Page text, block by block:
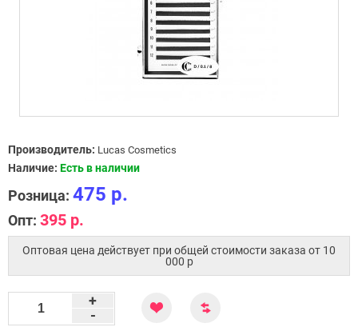
Производитель: Lucas Cosmetics
Наличие: Есть в наличии
Розница: 475 р.
Опт: 395 р.
Оптовая цена действует при общей стоимости заказа от 10
000 p
-
+